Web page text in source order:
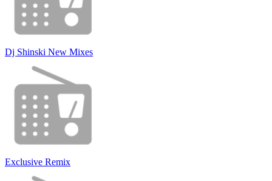
Dj Shinski New Mixes
Exclusive Remix